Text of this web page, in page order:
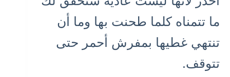
ما تتمناه كلما طحنت بها وما أن
تنتهي غطيها بمفرش أحمر حتى
تتوقف.